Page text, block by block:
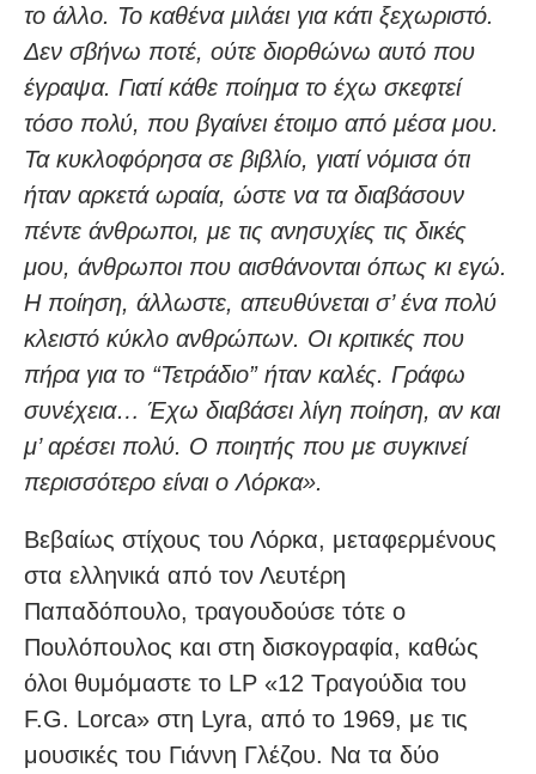
το άλλο. Το καθένα μιλάει για κάτι ξεχωριστό.
Δεν σβήνω ποτέ, ούτε διορθώνω αυτό που
έγραψα. Γιατί κάθε ποίημα το έχω σκεφτεί
τόσο πολύ, που βγαίνει έτοιμο από μέσα μου.
Τα κυκλοφόρησα σε βιβλίο, γιατί νόμισα ότι
ήταν αρκετά ωραία, ώστε να τα διαβάσουν
πέντε άνθρωποι, με τις ανησυχίες τις δικές
μου, άνθρωποι που αισθάνονται όπως κι εγώ.
Η ποίηση, άλλωστε, απευθύνεται σ’ ένα πολύ
κλειστό κύκλο ανθρώπων. Οι κριτικές που
πήρα για το “Τετράδιο” ήταν καλές. Γράφω
συνέχεια… Έχω διαβάσει λίγη ποίηση, αν και
μ’ αρέσει πολύ. Ο ποιητής που με συγκινεί
περισσότερο είναι ο Λόρκα».
Βεβαίως στίχους του Λόρκα, μεταφερμένους
στα ελληνικά από τον Λευτέρη
Παπαδόπουλο, τραγουδούσε τότε ο
Πουλόπουλος και στη δισκογραφία, καθώς
όλοι θυμόμαστε το LP «12 Τραγούδια του
F.G. Lorca» στη Lyra, από το 1969, με τις
μουσικές του Γιάννη Γλέζου. Να τα δύο